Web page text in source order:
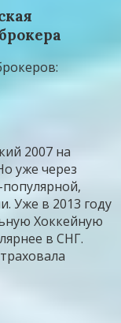
2007 на
уже через
Уже в 2013 году
Хоккейную
в СНГ.